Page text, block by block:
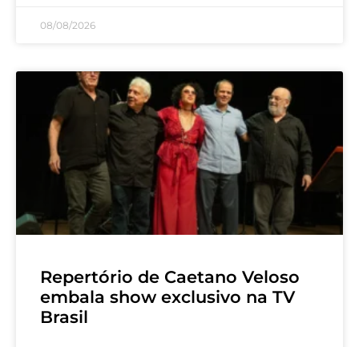
08/08/2026
Repertório de Caetano Veloso
embala show exclusivo na TV
Brasil